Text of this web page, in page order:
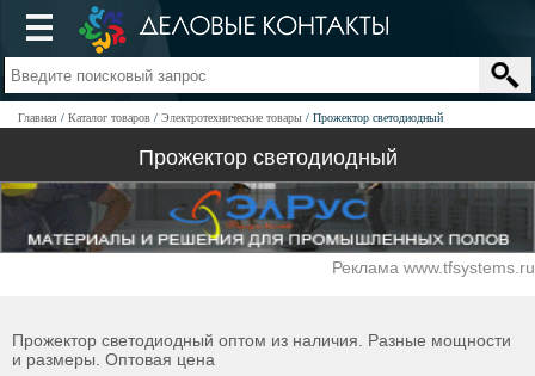
Главная Каталог товаров Электротехнические товары Прожектор светодиодный
Прожектор светодиодный
Реклама www.tfsystems.ru
Прожектор светодиодный оптом из наличия. Разные мощности
и размеры. Оптовая цена